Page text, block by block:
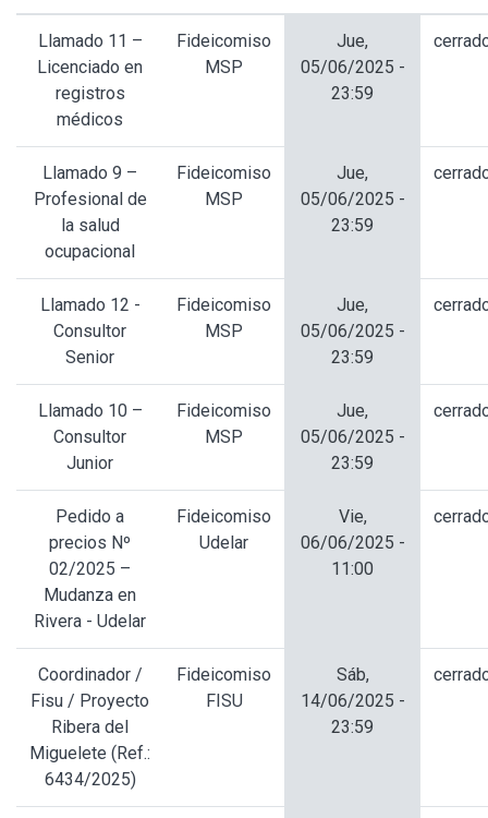
Llamado 11 –
Licenciado en
registros
médicos
Fideicomiso
MSP
Jue,
05/06/2025 -
23:59
Llamado 9 –
Profesional de
la salud
ocupacional
Fideicomiso
MSP
Jue,
05/06/2025 -
23:59
Llamado 12 -
Consultor
Senior
Fideicomiso
MSP
Jue,
05/06/2025 -
23:59
Llamado 10 –
Consultor
Junior
Fideicomiso
MSP
Jue,
05/06/2025 -
23:59
Pedido a
precios Nº
02/2025 –
Mudanza en
Rivera - Udelar
Fideicomiso
Udelar
Vie,
06/06/2025 -
11:00
Coordinador /
Fisu / Proyecto
Ribera del
Miguelete (Ref.:
6434/2025)
Fideicomiso
FISU
Sáb,
14/06/2025 -
23:59